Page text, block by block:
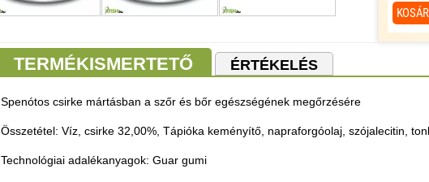
TERMÉKISMERTETŐ ÉRTÉKELÉS
Spenótos csirke mártásban a szőr és bőr egészségének megőrzésére
Összetétel: Víz, csirke 32,00%, Tápióka keményítő, napraforgóolaj, szójalecitin,
Technológiai adalékanyagok: Guar gumi